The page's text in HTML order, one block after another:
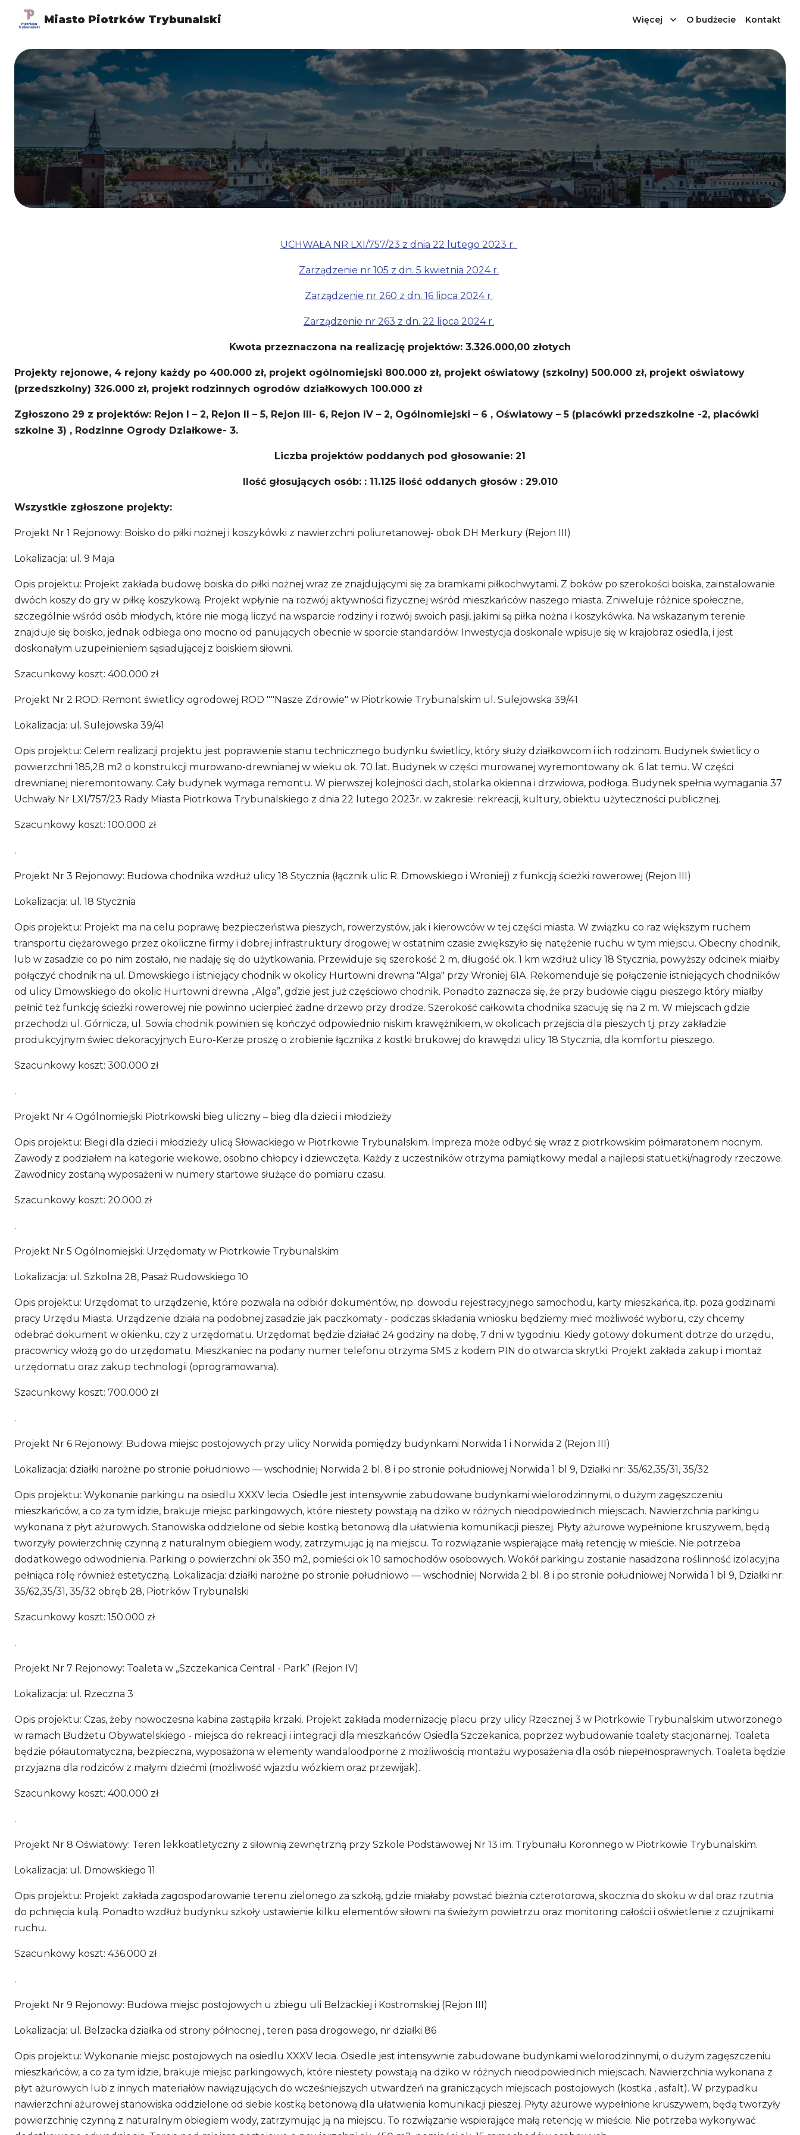
Miasto Piotrków Trybunalski Więcej O budżecie Kontakt
UCHWAŁA NR LXI/757/23 z dnia 22 lutego 2023 r.
Zarządzenie nr 105 z dn. 5 kwietnia 2024 r.
Zarządzenie nr 260 z dn. 16 lipca 2024 r.
Zarządzenie nr 263 z dn. 22 lipca 2024 r.
Kwota przeznaczona na realizację projektów: 3.326.000,00 złotych
Projekty rejonowe, 4 rejony każdy po 400.000 zł, projekt ogólnomiejski 800.000 zł, projekt oświatowy (szkolny) 500.000 zł, projekt oświatowy
(przedszkolny) 326.000 zł, projekt rodzinnych ogrodów działkowych 100.000 zł
Zgłoszono 29 z projektów: Rejon I – 2, Rejon II – 5, Rejon III- 6, Rejon IV – 2, Ogólnomiejski – 6 , Oświatowy – 5 (placówki przedszkolne -2, placówki
szkolne 3) , Rodzinne Ogrody Działkowe- 3.
Liczba projektów poddanych pod głosowanie: 21
Ilość głosujących osób: : 11.125 ilość oddanych głosów : 29.010
Wszystkie zgłoszone projekty:
Projekt Nr 1 Rejonowy: Boisko do piłki nożnej i koszykówki z nawierzchni poliuretanowej- obok DH Merkury (Rejon III)
Lokalizacja: ul. 9 Maja
Opis projektu: Projekt zakłada budowę boiska do piłki nożnej wraz ze znajdującymi się za bramkami piłkochwytami. Z boków po szerokości boiska, zainstalowanie
dwóch koszy do gry w piłkę koszykową. Projekt wpłynie na rozwój aktywności fizycznej wśród mieszkańców naszego miasta. Zniweluje różnice społeczne,
szczególnie wśród osób młodych, które nie mogą liczyć na wsparcie rodziny i rozwój swoich pasji, jakimi są piłka nożna i koszykówka. Na wskazanym terenie
znajduje się boisko, jednak odbiega ono mocno od panujących obecnie w sporcie standardów. Inwestycja doskonale wpisuje się w krajobraz osiedla, i jest
doskonałym uzupełnieniem sąsiadującej z boiskiem siłowni.
Szacunkowy koszt: 400.000 zł
Projekt Nr 2 ROD: Remont świetlicy ogrodowej ROD ""Nasze Zdrowie" w Piotrkowie Trybunalskim ul. Sulejowska 39/41
Lokalizacja: ul. Sulejowska 39/41
Opis projektu: Celem realizacji projektu jest poprawienie stanu technicznego budynku świetlicy, który służy działkowcom i ich rodzinom. Budynek świetlicy o
powierzchni 185,28 m2 o konstrukcji murowano-drewnianej w wieku ok. 70 lat. Budynek w części murowanej wyremontowany ok. 6 lat temu. W części
drewnianej nieremontowany. Cały budynek wymaga remontu. W pierwszej kolejności dach, stolarka okienna i drzwiowa, podłoga. Budynek spełnia wymagania 37
Uchwały Nr LXI/757/23 Rady Miasta Piotrkowa Trybunalskiego z dnia 22 lutego 2023r. w zakresie: rekreacji, kultury, obiektu użyteczności publicznej.
Szacunkowy koszt: 100.000 zł
.
Projekt Nr 3 Rejonowy: Budowa chodnika wzdłuż ulicy 18 Stycznia (łącznik ulic R. Dmowskiego i Wroniej) z funkcją ścieżki rowerowej (Rejon III)
Lokalizacja: ul. 18 Stycznia
Opis projektu: Projekt ma na celu poprawę bezpieczeństwa pieszych, rowerzystów, jak i kierowców w tej części miasta. W związku co raz większym ruchem
transportu ciężarowego przez okoliczne firmy i dobrej infrastruktury drogowej w ostatnim czasie zwiększyło się natężenie ruchu w tym miejscu. Obecny chodnik,
lub w zasadzie co po nim zostało, nie nadaję się do użytkowania. Przewiduje się szerokość 2 m, długość ok. 1 km wzdłuż ulicy 18 Stycznia, powyższy odcinek miałby
połączyć chodnik na ul. Dmowskiego i istniejący chodnik w okolicy Hurtowni drewna "Alga" przy Wroniej 61A. Rekomenduje się połączenie istniejących chodników
od ulicy Dmowskiego do okolic Hurtowni drewna „Alga”, gdzie jest już częściowo chodnik. Ponadto zaznacza się, że przy budowie ciągu pieszego który miałby
pełnić też funkcję ścieżki rowerowej nie powinno ucierpieć żadne drzewo przy drodze. Szerokość całkowita chodnika szacuję się na 2 m. W miejscach gdzie
przechodzi ul. Górnicza, ul. Sowia chodnik powinien się kończyć odpowiednio niskim krawężnikiem, w okolicach przejścia dla pieszych tj. przy zakładzie
produkcyjnym świec dekoracyjnych Euro-Kerze proszę o zrobienie łącznika z kostki brukowej do krawędzi ulicy 18 Stycznia, dla komfortu pieszego.
Szacunkowy koszt: 300.000 zł
.
Projekt Nr 4 Ogólnomiejski Piotrkowski bieg uliczny – bieg dla dzieci i młodzieży
Opis projektu: Biegi dla dzieci i młodzieży ulicą Słowackiego w Piotrkowie Trybunalskim. Impreza może odbyć się wraz z piotrkowskim półmaratonem nocnym.
Zawody z podziałem na kategorie wiekowe, osobno chłopcy i dziewczęta. Każdy z uczestników otrzyma pamiątkowy medal a najlepsi statuetki/nagrody rzeczowe.
Zawodnicy zostaną wyposażeni w numery startowe służące do pomiaru czasu.
Szacunkowy koszt: 20.000 zł
.
Projekt Nr 5 Ogólnomiejski: Urzędomaty w Piotrkowie Trybunalskim
Lokalizacja: ul. Szkolna 28, Pasaż Rudowskiego 10
Opis projektu: Urzędomat to urządzenie, które pozwala na odbiór dokumentów, np. dowodu rejestracyjnego samochodu, karty mieszkańca, itp. poza godzinami
pracy Urzędu Miasta. Urządzenie działa na podobnej zasadzie jak paczkomaty - podczas składania wniosku będziemy mieć możliwość wyboru, czy chcemy
odebrać dokument w okienku, czy z urzędomatu. Urzędomat będzie działać 24 godziny na dobę, 7 dni w tygodniu. Kiedy gotowy dokument dotrze do urzędu,
pracownicy włożą go do urzędomatu. Mieszkaniec na podany numer telefonu otrzyma SMS z kodem PIN do otwarcia skrytki. Projekt zakłada zakup i montaż
urzędomatu oraz zakup technologii (oprogramowania).
Szacunkowy koszt: 700.000 zł
.
Projekt Nr 6 Rejonowy: Budowa miejsc postojowych przy ulicy Norwida pomiędzy budynkami Norwida 1 i Norwida 2 (Rejon III)
Lokalizacja: działki narożne po stronie południowo — wschodniej Norwida 2 bl. 8 i po stronie południowej Norwida 1 bl 9, Działki nr: 35/62,35/31, 35/32
Opis projektu: Wykonanie parkingu na osiedlu XXXV lecia. Osiedle jest intensywnie zabudowane budynkami wielorodzinnymi, o dużym zagęszczeniu
mieszkańców, a co za tym idzie, brakuje miejsc parkingowych, które niestety powstają na dziko w różnych nieodpowiednich miejscach. Nawierzchnia parkingu
wykonana z płyt ażurowych. Stanowiska oddzielone od siebie kostką betonową dla ułatwienia komunikacji pieszej. Płyty ażurowe wypełnione kruszywem, będą
tworzyły powierzchnię czynną z naturalnym obiegiem wody, zatrzymując ją na miejscu. To rozwiązanie wspierające małą retencję w mieście. Nie potrzeba
dodatkowego odwodnienia. Parking o powierzchni ok 350 m2, pomieści ok 10 samochodów osobowych. Wokół parkingu zostanie nasadzona roślinność izolacyjna
pełniąca rolę również estetyczną. Lokalizacja: działki narożne po stronie południowo — wschodniej Norwida 2 bl. 8 i po stronie południowej Norwida 1 bl 9, Działki nr:
35/62,35/31, 35/32 obręb 28, Piotrków Trybunalski
Szacunkowy koszt: 150.000 zł
.
Projekt Nr 7 Rejonowy: Toaleta w „Szczekanica Central - Park” (Rejon IV)
Lokalizacja: ul. Rzeczna 3
Opis projektu: Czas, żeby nowoczesna kabina zastąpiła krzaki. Projekt zakłada modernizację placu przy ulicy Rzecznej 3 w Piotrkowie Trybunalskim utworzonego
w ramach Budżetu Obywatelskiego - miejsca do rekreacji i integracji dla mieszkańców Osiedla Szczekanica, poprzez wybudowanie toalety stacjonarnej. Toaleta
będzie półautomatyczna, bezpieczna, wyposażona w elementy wandaloodporne z możliwością montażu wyposażenia dla osób niepełnosprawnych. Toaleta będzie
przyjazna dla rodziców z małymi dziećmi (możliwość wjazdu wózkiem oraz przewijak).
Szacunkowy koszt: 400.000 zł
.
Projekt Nr 8 Oświatowy: Teren lekkoatletyczny z siłownią zewnętrzną przy Szkole Podstawowej Nr 13 im. Trybunału Koronnego w Piotrkowie Trybunalskim.
Lokalizacja: ul. Dmowskiego 11
Opis projektu: Projekt zakłada zagospodarowanie terenu zielonego za szkołą, gdzie miałaby powstać bieżnia czterotorowa, skocznia do skoku w dal oraz rzutnia
do pchnięcia kulą. Ponadto wzdłuż budynku szkoły ustawienie kilku elementów siłowni na świeżym powietrzu oraz monitoring całości i oświetlenie z czujnikami
ruchu.
Szacunkowy koszt: 436.000 zł
.
Projekt Nr 9 Rejonowy: Budowa miejsc postojowych u zbiegu uli Belzackiej i Kostromskiej (Rejon III)
Lokalizacja: ul. Belzacka działka od strony północnej , teren pasa drogowego, nr działki 86
Opis projektu: Wykonanie miejsc postojowych na osiedlu XXXV lecia. Osiedle jest intensywnie zabudowane budynkami wielorodzinnymi, o dużym zagęszczeniu
mieszkańców, a co za tym idzie, brakuje miejsc parkingowych, które niestety powstają na dziko w różnych nieodpowiednich miejscach. Nawierzchnia wykonana z
płyt ażurowych lub z innych materiałów nawiązujących do wcześniejszych utwardzeń na graniczących miejscach postojowych (kostka , asfalt). W przypadku
nawierzchni ażurowej stanowiska oddzielone od siebie kostką betonową dla ułatwienia komunikacji pieszej. Płyty ażurowe wypełnione kruszywem, będą tworzyły
powierzchnię czynną z naturalnym obiegiem wody, zatrzymując ją na miejscu. To rozwiązanie wspierające małą retencję w mieście. Nie potrzeba wykonywać